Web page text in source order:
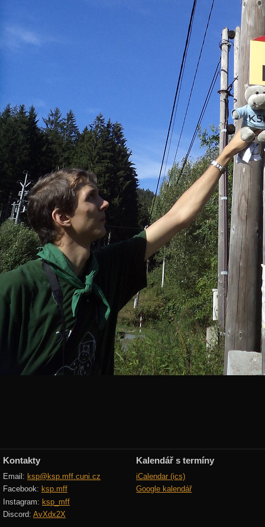
Kontakty
Email: ksp@ksp.mff.cuni.cz
Facebook: ksp.mff
Instagram: ksp_mff
Discord: AvXdx2X
Kalendář s termíny
iCalendar (ics)
Google kalendář